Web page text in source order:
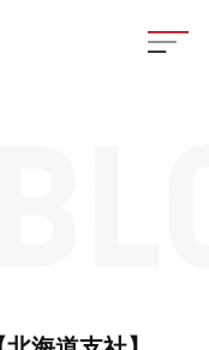
座談